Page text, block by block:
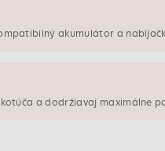
akumulátor a
a dodržiavaj maximálne